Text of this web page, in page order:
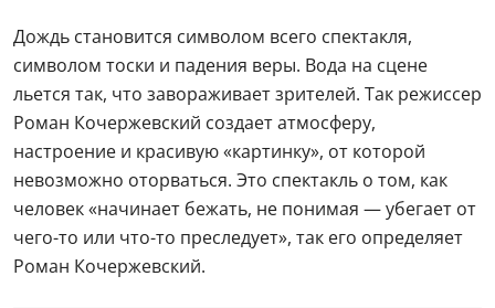
Дождь становится символом всего спектакля,
символом тоски и падения веры. Вода на сцене
льется так, что завораживает зрителей. Так режиссер
Роман Кочержевский создает атмосферу,
настроение и красивую «картинку», от которой
невозможно оторваться. Это спектакль о том, как
человек «начинает бежать, не понимая — убегает от
чего-то или что-то преследует», так его определяет
Роман Кочержевский.